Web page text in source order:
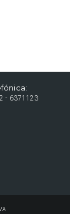
- 6371123